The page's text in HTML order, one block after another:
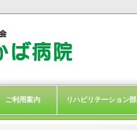
ご利用案内 リハビリテーション部